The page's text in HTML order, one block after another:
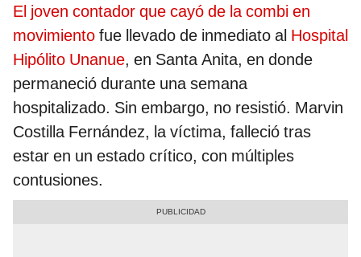
El joven contador que cayó de la combi en
movimiento fue llevado de inmediato al Hospital
Hipólito Unanue, en Santa Anita, en donde
permaneció durante una semana
hospitalizado. Sin embargo, no resistió. Marvin
Costilla Fernández, la víctima, falleció tras
estar en un estado crítico, con múltiples
contusiones.